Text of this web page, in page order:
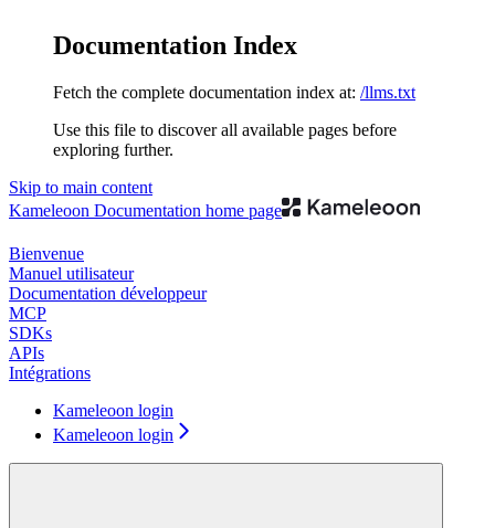
Documentation Index
Fetch the complete documentation index at: /llms.txt
Use this file to discover all available pages before
exploring further.
Skip to main content
Kameleoon Documentation home page
Bienvenue
Manuel utilisateur
Documentation développeur
MCP
SDKs
APIs
Intégrations
Kameleoon login
Kameleoon login